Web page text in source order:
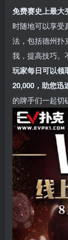
免费赛史上最大
时随地可以享受
法，包括德州扑
我，提高技巧。
玩家每日可以领
20,000，助您迅
的牌手们一起切